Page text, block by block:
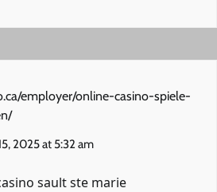
employer/online-casino-spiele-
2025 at 5:32 am
sault ste marie